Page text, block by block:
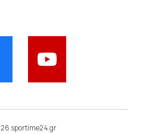
sportime24.gr